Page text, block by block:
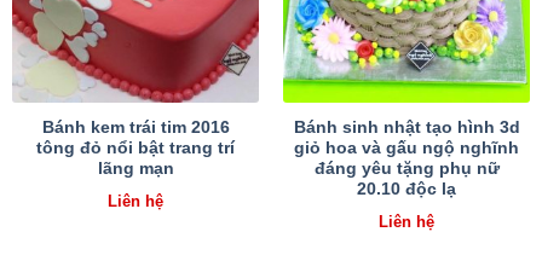
Bánh kem trái tim 2016
tông đỏ nổi bật trang trí
lãng mạn
Liên hệ
Bánh sinh nhật tạo hình 3d
giỏ hoa và gấu ngộ nghĩnh
đáng yêu tặng phụ nữ
20.10 độc lạ
Liên hệ